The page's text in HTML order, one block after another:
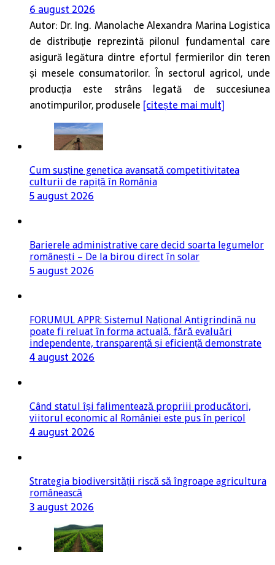
6 august 2026
Autor: Dr. Ing. Manolache Alexandra Marina Logistica
de distribuție reprezintă pilonul fundamental care
asigură legătura dintre efortul fermierilor din teren
și mesele consumatorilor. În sectorul agricol, unde
producția este strâns legată de succesiunea
anotimpurilor, produsele [citește mai mult]
Cum susține genetica avansată competitivitatea
culturii de rapiță în România
5 august 2026
Barierele administrative care decid soarta legumelor
românești – De la birou direct în solar
5 august 2026
FORUMUL APPR: Sistemul Național Antigrindină nu
poate fi reluat în forma actuală, fără evaluări
independente, transparență și eficiență demonstrate
4 august 2026
Când statul își falimentează propriii producători,
viitorul economic al României este pus în pericol
4 august 2026
Strategia biodiversității riscă să îngroape agricultura
românească
3 august 2026